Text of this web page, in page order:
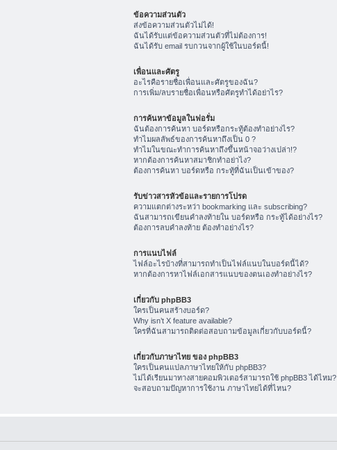
ข้อความส่วนตัว
ส่งข้อความส่วนตัวไม่ได้!
ฉันได้รับแต่ข้อความส่วนตัวที่ไม่ต้องการ!
ฉันได้รับ email รบกวนจากผู้ใช้ในบอร์ดนี้!
เพื่อนและศัตรู
อะไรคือรายชื่อเพื่อนและศัตรูของฉัน?
การเพิ่ม/ลบรายชื่อเพื่อนหรือศัตรูทำได้อย่าไร?
การค้นหาข้อมูลในฟอรั่ม
ฉันต้องการค้นหา บอร์ดหรือกระทู้ต้องทำอย่างไร?
ทำไมผลลัพธ์ของการค้นหาถึงเป็น 0 ?
ทำไมในขณะทำการค้นหาถึงขึ้นหน้าจอว่างเปล่า!?
หากต้องการค้นหาสมาชิกทำอย่าไง?
ต้องการค้นหา บอร์ดหรือ กระทู้ที่ฉันเป็นเข้าของ?
รับข่าวสารหัวข้อและรายการโปรด
ความแตกต่างระหว่า bookmarking และ subscribing?
ฉันสามารถเขียนคำลงท้ายใน บอร์ดหรือ กระทู้ได้อย่างไร?
ต้องการลบคำลงท้าย ต้องทำอย่างไร?
การแนบไฟล์
ไฟล์อะไรบ้างที่สามารถทำเป็นไฟล์แนบในบอร์ดนี้ได้?
หากต้องการหาไฟล์เอกสารแนบของตนเองทำอย่างไร?
เกี่ยวกับ phpBB3
ใครเป็นคนสร้างบอร์ด?
Why isn’t X feature available?
ใครที่ฉันสามารถติดต่อสอบถามข้อมูลเกี่ยวกับบอร์ดนี้?
เกี่ยวกับภาษาไทย ของ phpBB3
ใครเป็นคนแปลภาษาไทยให้กับ phpBB3?
ไม่ได้เรียนมาทางสายคอมพิวเตอร์สามารถใช้ phpBB3 ได้ไหม?
จะสอบถามปัญหาการใช้งาน ภาษาไทยได้ที่ไหน?